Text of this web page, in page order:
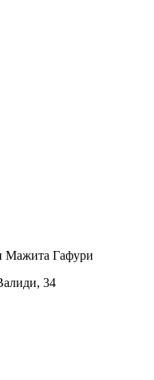
Мажита Гафури
34